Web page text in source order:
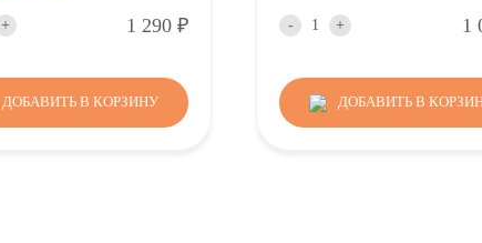
+ 1 290 Р
ДОБАВИТЬ В КОРЗИНУ
- + 1
ДОБАВИТЬ В